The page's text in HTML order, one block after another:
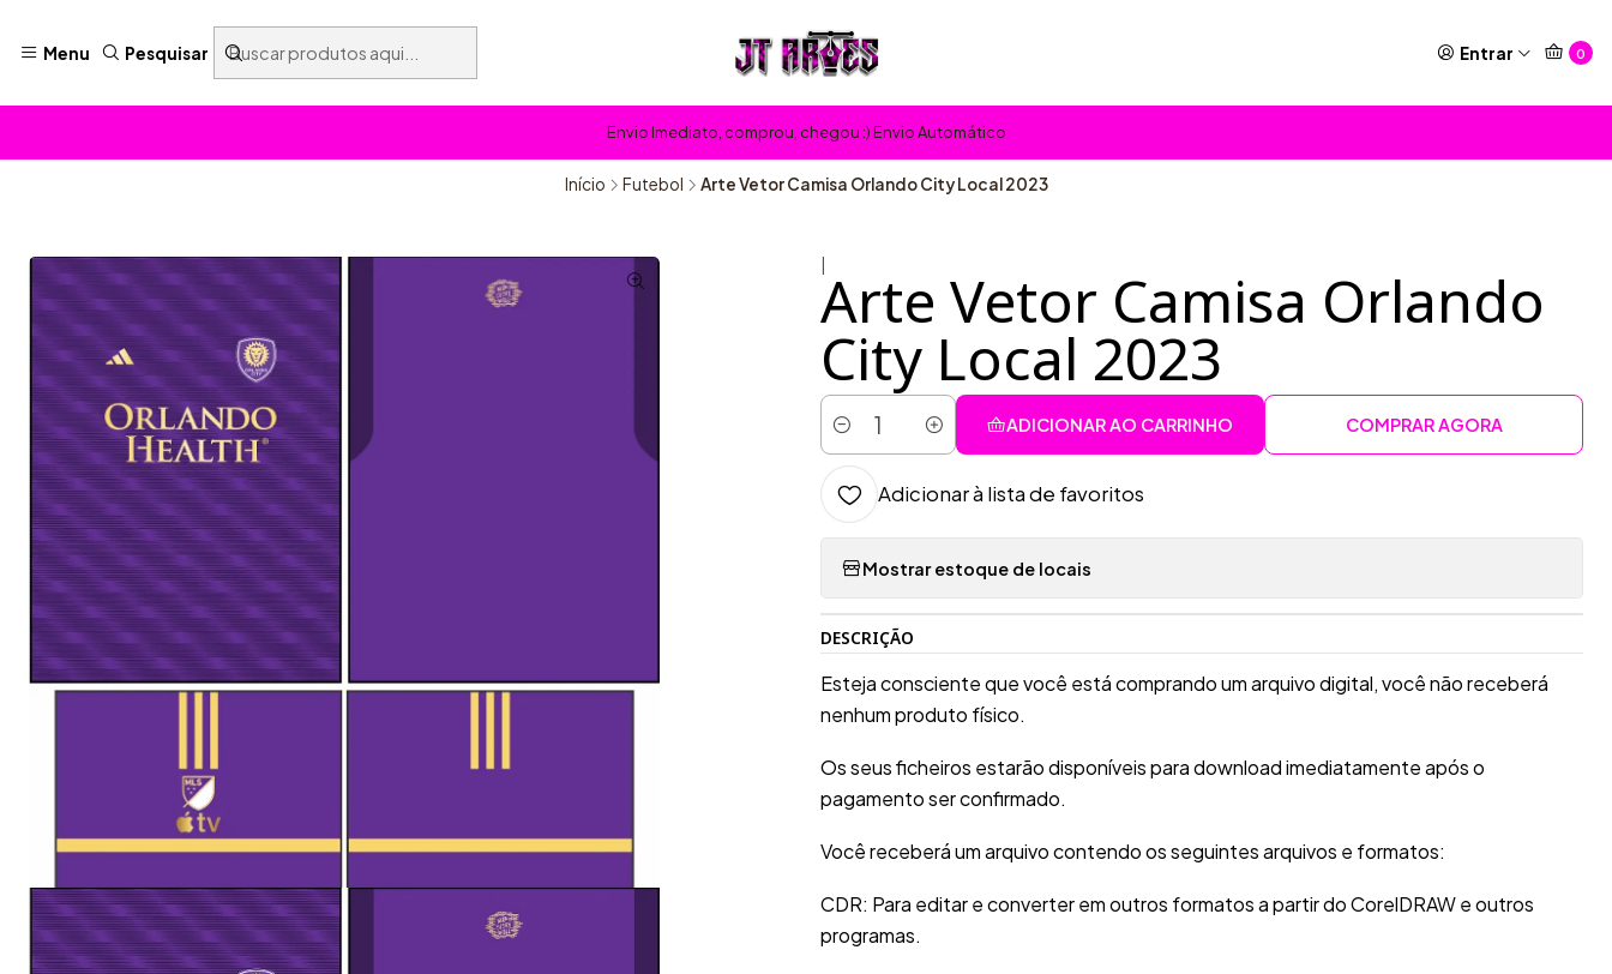
Menu Pesquisar Entrar 0
Envio Imediato, comprou, chegou :) Envio Automático
Início Futebol Arte Vetor Camisa Orlando City Local 2023
Arte Vetor Camisa Orlando
City Local 2023
Quantidade
ADICIONAR AO CARRINHO COMPRAR AGORA
Adicionar à lista de favoritos
Mostrar estoque de locais
DESCRIÇÃO
Esteja consciente que você está comprando um arquivo digital, você não receberá
nenhum produto físico.
Os seus ficheiros estarão disponíveis para download imediatamente após o
pagamento ser confirmado.
Você receberá um arquivo contendo os seguintes arquivos e formatos:
CDR: Para editar e converter em outros formatos a partir do CorelDRAW e outros
programas.